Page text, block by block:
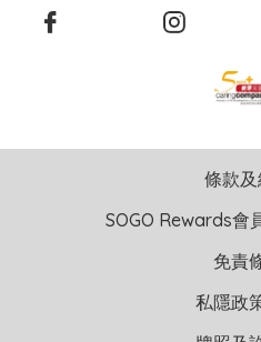
條款
SOGO Rewards會
免責
私隱政